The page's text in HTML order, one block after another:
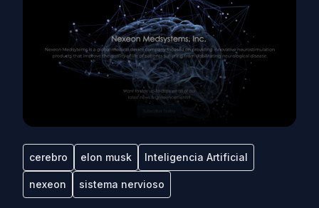
cerebro elon musk Inteligencia Artificial
nexeon sistema nervioso